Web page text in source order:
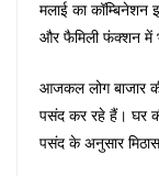
मलाई का कॉम्बिनेशन
और फैमिली फंक्शन में
आजकल लोग बाजार
पसंद कर रहे हैं। घर
पसंद के अनुसार